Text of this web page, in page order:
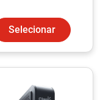
Selecionar